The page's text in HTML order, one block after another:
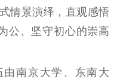
情景演绎，直观感悟
公、坚守初心的崇高
南京大学、东南大